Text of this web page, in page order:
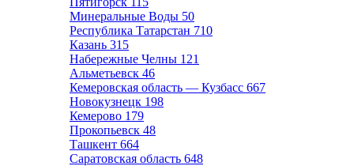
Минеральные Воды 50
Республика Татарстан 710
Казань 315
Набережные Челны 121
Альметьевск 46
Кемеровская область — Кузбасс 667
Новокузнецк 198
Кемерово 179
Прокопьевск 48
Ташкент 664
Саратовская область 648